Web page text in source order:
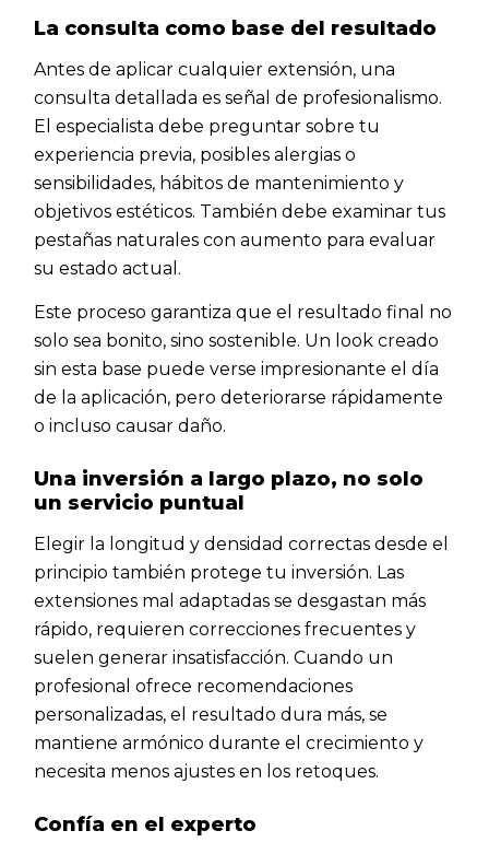
La consulta como base del resultado
Antes de aplicar cualquier extensión, una
consulta detallada es señal de profesionalismo.
El especialista debe preguntar sobre tu
experiencia previa, posibles alergias o
sensibilidades, hábitos de mantenimiento y
objetivos estéticos. También debe examinar tus
pestañas naturales con aumento para evaluar
su estado actual.
Este proceso garantiza que el resultado final no
solo sea bonito, sino sostenible. Un look creado
sin esta base puede verse impresionante el día
de la aplicación, pero deteriorarse rápidamente
o incluso causar daño.
Una inversión a largo plazo, no solo
un servicio puntual
Elegir la longitud y densidad correctas desde el
principio también protege tu inversión. Las
extensiones mal adaptadas se desgastan más
rápido, requieren correcciones frecuentes y
suelen generar insatisfacción. Cuando un
profesional ofrece recomendaciones
personalizadas, el resultado dura más, se
mantiene armónico durante el crecimiento y
necesita menos ajustes en los retoques.
Confía en el experto